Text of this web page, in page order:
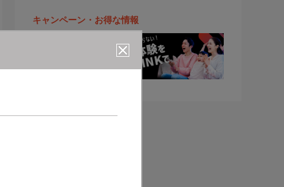
キャンペーン・お得な情報